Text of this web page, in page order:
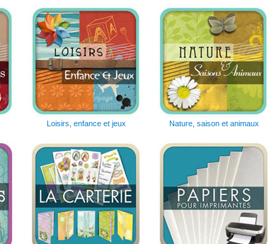
Loisirs, enfance et jeux Nature, saison et animaux